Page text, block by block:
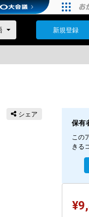
新規登録
シェア
保有
この
きる
¥